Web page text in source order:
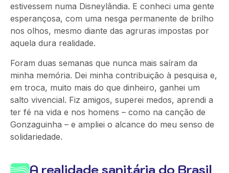
estivessem numa Disneylândia. E conheci uma gente
esperançosa, com uma nesga permanente de brilho
nos olhos, mesmo diante das agruras impostas por
aquela dura realidade.
Foram duas semanas que nunca mais saíram da
minha memória. Dei minha contribuição à pesquisa e,
em troca, muito mais do que dinheiro, ganhei um
salto vivencial. Fiz amigos, superei medos, aprendi a
ter fé na vida e nos homens – como na canção de
Gonzaguinha – e ampliei o alcance do meu senso de
solidariedade.
A realidade sanitária do Brasil